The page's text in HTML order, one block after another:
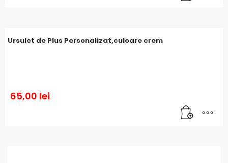
Ursulet de Plus Personalizat,culoare crem
65,00 lei